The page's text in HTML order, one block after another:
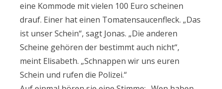
eine Kommode mit vielen 100 Euro scheinen
drauf. Einer hat einen Tomatensaucenfleck. „Das
ist unser Schein“, sagt Jonas. „Die anderen
Scheine gehören der bestimmt auch nicht“,
meint Elisabeth. „Schnappen wir uns euren
Schein und rufen die Polizei.“